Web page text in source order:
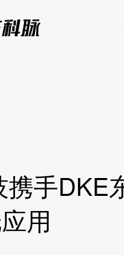
手DKE
用